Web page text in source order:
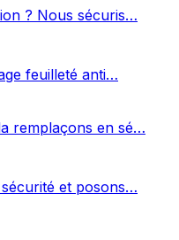
? Nous sécuris…
feuilleté anti…
remplaçons en sé…
et posons…